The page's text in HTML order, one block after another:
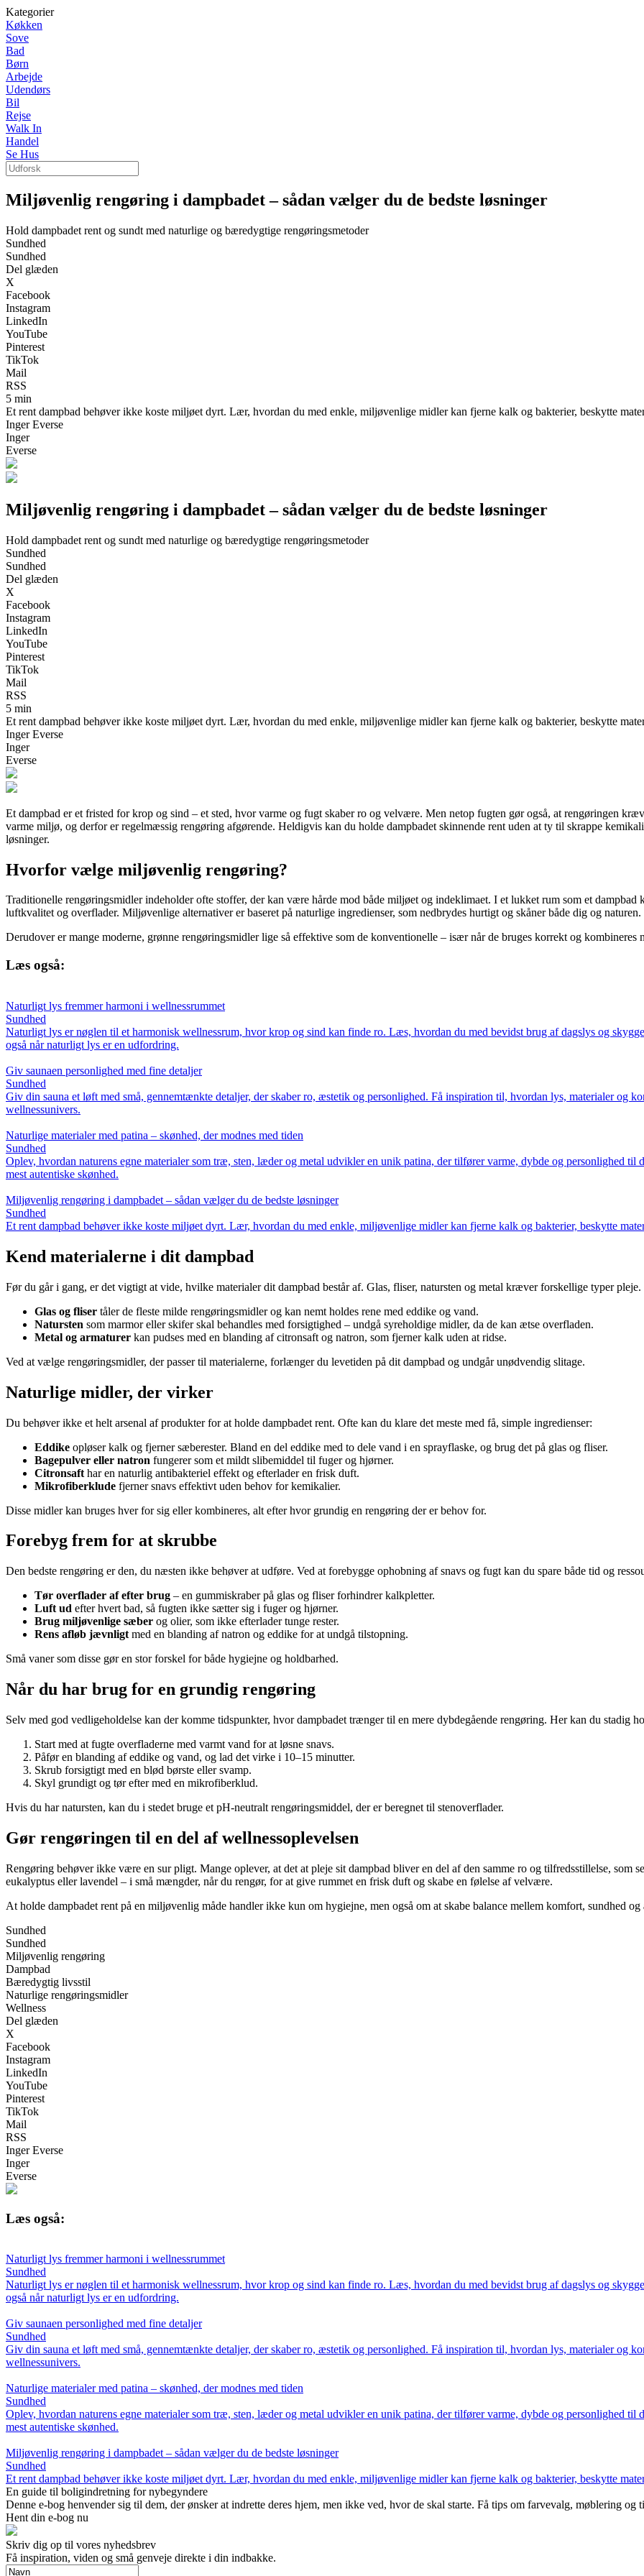
Kategorier
Køkken
Sove
Bad
Børn
Arbejde
Udendørs
Bil
Rejse
Walk In
Handel
Se Hus
Miljøvenlig rengøring i dampbadet – sådan vælger du de bedste løsninger
Hold dampbadet rent og sundt med naturlige og bæredygtige rengøringsmetoder
Sundhed
Sundhed
Del glæden
X
Facebook
Instagram
LinkedIn
YouTube
Pinterest
TikTok
Mail
RSS
5 min
Et rent dampbad behøver ikke koste miljøet dyrt. Lær, hvordan du med enkle, miljøvenlige midler kan fjerne kalk og bakterier, beskytte
Inger Everse
Inger
Everse
Miljøvenlig rengøring i dampbadet – sådan vælger du de bedste løsninger
Hold dampbadet rent og sundt med naturlige og bæredygtige rengøringsmetoder
Sundhed
Sundhed
Del glæden
X
Facebook
Instagram
LinkedIn
YouTube
Pinterest
TikTok
Mail
RSS
5 min
Et rent dampbad behøver ikke koste miljøet dyrt. Lær, hvordan du med enkle, miljøvenlige midler kan fjerne kalk og bakterier, beskytte
Inger Everse
Inger
Everse
Et dampbad er et fristed for krop og sind – et sted, hvor varme og fugt skaber ro og velvære. Men netop fugten gør også, at rengøringen
varme miljø, og derfor er regelmæssig rengøring afgørende. Heldigvis kan du holde dampbadet skinnende rent uden at ty til skrappe
løsninger.
Hvorfor vælge miljøvenlig rengøring?
Traditionelle rengøringsmidler indeholder ofte stoffer, der kan være hårde mod både miljøet og indeklimaet. I et lukket rum som et
luftkvalitet og overflader. Miljøvenlige alternativer er baseret på naturlige ingredienser, som nedbrydes hurtigt og skåner både dig og naturen.
Derudover er mange moderne, grønne rengøringsmidler lige så effektive som de konventionelle – især når de bruges korrekt og kombineres
Læs også:
Naturligt lys fremmer harmoni i wellnessrummet
Sundhed
Naturligt lys er nøglen til et harmonisk wellnessrum, hvor krop og sind kan finde ro. Læs, hvordan du med bevidst brug af dagslys og
også når naturligt lys er en udfordring.
Giv saunaen personlighed med fine detaljer
Sundhed
Giv din sauna et løft med små, gennemtænkte detaljer, der skaber ro, æstetik og personlighed. Få inspiration til, hvordan lys, materialer og
wellnessunivers.
Naturlige materialer med patina – skønhed, der modnes med tiden
Sundhed
Oplev, hvordan naturens egne materialer som træ, sten, læder og metal udvikler en unik patina, der tilfører varme, dybde og personlighed
mest autentiske skønhed.
Miljøvenlig rengøring i dampbadet – sådan vælger du de bedste løsninger
Sundhed
Et rent dampbad behøver ikke koste miljøet dyrt. Lær, hvordan du med enkle, miljøvenlige midler kan fjerne kalk og bakterier, beskytte
Kend materialerne i dit dampbad
Før du går i gang, er det vigtigt at vide, hvilke materialer dit dampbad består af. Glas, fliser, natursten og metal kræver forskellige typer pleje.
Glas og fliser tåler de fleste milde rengøringsmidler og kan nemt holdes rene med eddike og vand.
Natursten som marmor eller skifer skal behandles med forsigtighed – undgå syreholdige midler, da de kan ætse overfladen.
Metal og armaturer kan pudses med en blanding af citronsaft og natron, som fjerner kalk uden at ridse.
Ved at vælge rengøringsmidler, der passer til materialerne, forlænger du levetiden på dit dampbad og undgår unødvendig slitage.
Naturlige midler, der virker
Du behøver ikke et helt arsenal af produkter for at holde dampbadet rent. Ofte kan du klare det meste med få, simple ingredienser:
Eddike opløser kalk og fjerner sæberester. Bland en del eddike med to dele vand i en sprayflaske, og brug det på glas og fliser.
Bagepulver eller natron fungerer som et mildt slibemiddel til fuger og hjørner.
Citronsaft har en naturlig antibakteriel effekt og efterlader en frisk duft.
Mikrofiberklude fjerner snavs effektivt uden behov for kemikalier.
Disse midler kan bruges hver for sig eller kombineres, alt efter hvor grundig en rengøring der er behov for.
Forebyg frem for at skrubbe
Den bedste rengøring er den, du næsten ikke behøver at udføre. Ved at forebygge ophobning af snavs og fugt kan du spare både tid og
Tør overflader af efter brug – en gummiskraber på glas og fliser forhindrer kalkpletter.
Luft ud efter hvert bad, så fugten ikke sætter sig i fuger og hjørner.
Brug miljøvenlige sæber og olier, som ikke efterlader tunge rester.
Rens afløb jævnligt med en blanding af natron og eddike for at undgå tilstopning.
Små vaner som disse gør en stor forskel for både hygiejne og holdbarhed.
Når du har brug for en grundig rengøring
Selv med god vedligeholdelse kan der komme tidspunkter, hvor dampbadet trænger til en mere dybdegående rengøring. Her kan du stadig
Start med at fugte overfladerne med varmt vand for at løsne snavs.
Påfør en blanding af eddike og vand, og lad det virke i 10–15 minutter.
Skrub forsigtigt med en blød børste eller svamp.
Skyl grundigt og tør efter med en mikrofiberklud.
Hvis du har natursten, kan du i stedet bruge et pH-neutralt rengøringsmiddel, der er beregnet til stenoverflader.
Gør rengøringen til en del af wellnessoplevelsen
Rengøring behøver ikke være en sur pligt. Mange oplever, at det at pleje sit dampbad bliver en del af den samme ro og tilfredsstillelse, som
eukalyptus eller lavendel – i små mængder, når du rengør, for at give rummet en frisk duft og skabe en følelse af velvære.
At holde dampbadet rent på en miljøvenlig måde handler ikke kun om hygiejne, men også om at skabe balance mellem komfort, sundhed
Sundhed
Sundhed
Miljøvenlig rengøring
Dampbad
Bæredygtig livsstil
Naturlige rengøringsmidler
Wellness
Del glæden
X
Facebook
Instagram
LinkedIn
YouTube
Pinterest
TikTok
Mail
RSS
Inger Everse
Inger
Everse
Læs også:
Naturligt lys fremmer harmoni i wellnessrummet
Sundhed
Naturligt lys er nøglen til et harmonisk wellnessrum, hvor krop og sind kan finde ro. Læs, hvordan du med bevidst brug af dagslys og
også når naturligt lys er en udfordring.
Giv saunaen personlighed med fine detaljer
Sundhed
Giv din sauna et løft med små, gennemtænkte detaljer, der skaber ro, æstetik og personlighed. Få inspiration til, hvordan lys, materialer og
wellnessunivers.
Naturlige materialer med patina – skønhed, der modnes med tiden
Sundhed
Oplev, hvordan naturens egne materialer som træ, sten, læder og metal udvikler en unik patina, der tilfører varme, dybde og personlighed
mest autentiske skønhed.
Miljøvenlig rengøring i dampbadet – sådan vælger du de bedste løsninger
Sundhed
Et rent dampbad behøver ikke koste miljøet dyrt. Lær, hvordan du med enkle, miljøvenlige midler kan fjerne kalk og bakterier, beskytte
En guide til boligindretning for nybegyndere
Denne e-bog henvender sig til dem, der ønsker at indrette deres hjem, men ikke ved, hvor de skal starte. Få tips om farvevalg, møblering
Hent din e-bog nu
Skriv dig op til vores nyhedsbrev
Få inspiration, viden og små genveje direkte i din indbakke.